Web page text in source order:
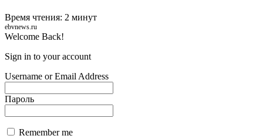
Время чтения: 2 минут
ebvnews.ru
Welcome Back!
Sign in to your account
Username or Email Address
Пароль
Remember me